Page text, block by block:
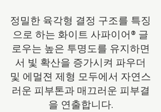
정밀한 육각형 결정 구조를 특징
으로 하는 화이트 사파이어® 글
로우는 높은 투명도를 유지하면
서 빛 확산을 증가시켜 파우더
및 에멀젼 제형 모두에서 자연스
러운 피부톤과 매끄러운 피부결
을 연출합니다.